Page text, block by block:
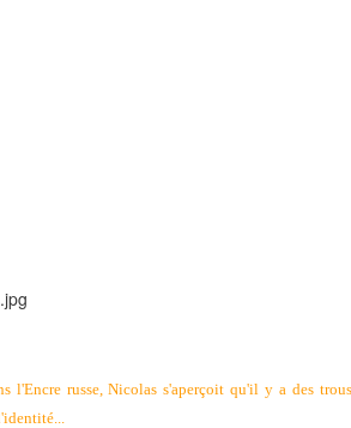
l'Encre russe, Nicolas s'aperçoit qu'il y a des